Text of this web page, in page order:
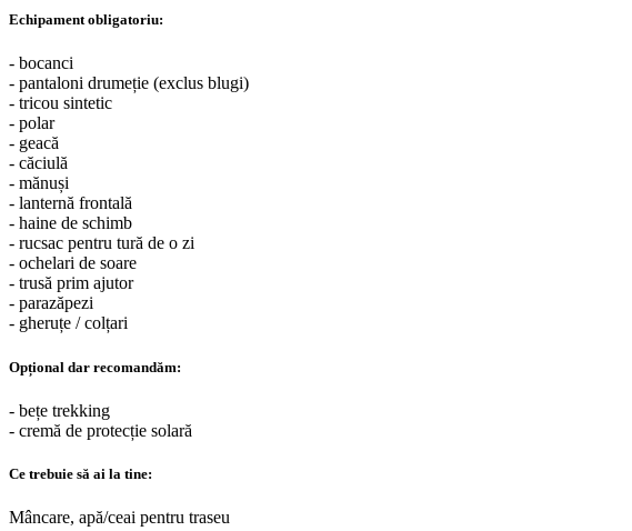
Echipament obligatoriu:
- bocanci
- pantaloni drumeție (exclus blugi)
- tricou sintetic
- polar
- geacă
- căciulă
- mănuși
- lanternă frontală
- haine de schimb
- rucsac pentru tură de o zi
- ochelari de soare
- trusă prim ajutor
- parazăpezi
- gheruțe / colțari
Opțional dar recomandăm:
- bețe trekking
- cremă de protecție solară
Ce trebuie să ai la tine:
Mâncare, apă/ceai pentru traseu